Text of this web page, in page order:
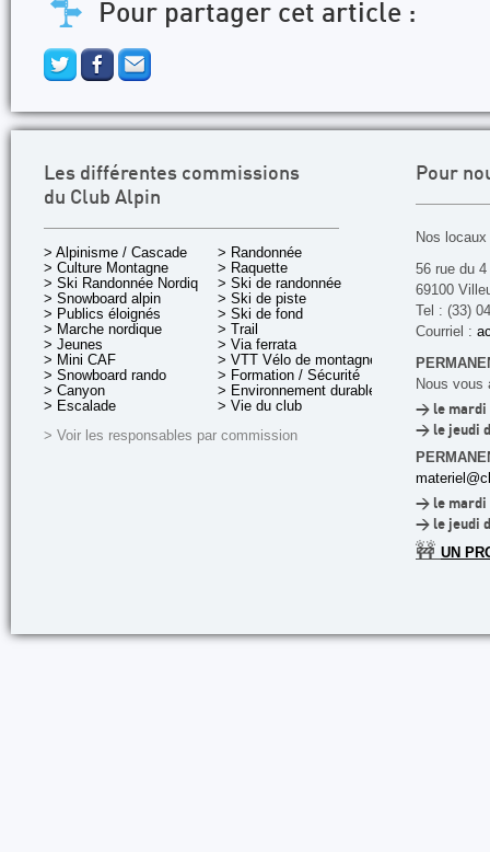
Pour partager cet article :
Les différentes commissions
du Club Alpin
> Alpinisme / Cascade
> Culture Montagne
> Ski Randonnée Nordique
> Snowboard alpin
> Publics éloignés
> Marche nordique
> Jeunes
> Mini CAF
> Snowboard rando
> Canyon
> Escalade
> Randonnée
> Raquette
> Ski de randonnée
> Ski de piste
> Ski de fond
> Trail
> Via ferrata
> VTT Vélo de montagne
> Formation / Sécurité
> Environnement durable
> Vie du club
> Voir les responsables par commission
Pour
Nos
56 rue du
69100
Tel : (33)
Courriel :
Nous vous
> le mardi
> le jeudi
> le mardi
> le jeudi
🚧 UN